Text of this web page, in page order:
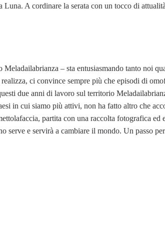
A cordinare la serata con un tocco di
– sta entusiasmando tanto noi
ci convince sempre più che episodi di
due anni di lavoro sul territorio
in cui siamo più attivi, non ha fatto altro che
partita con una raccolta fotografica ed
serve e servirà a cambiare il mondo. Un passo